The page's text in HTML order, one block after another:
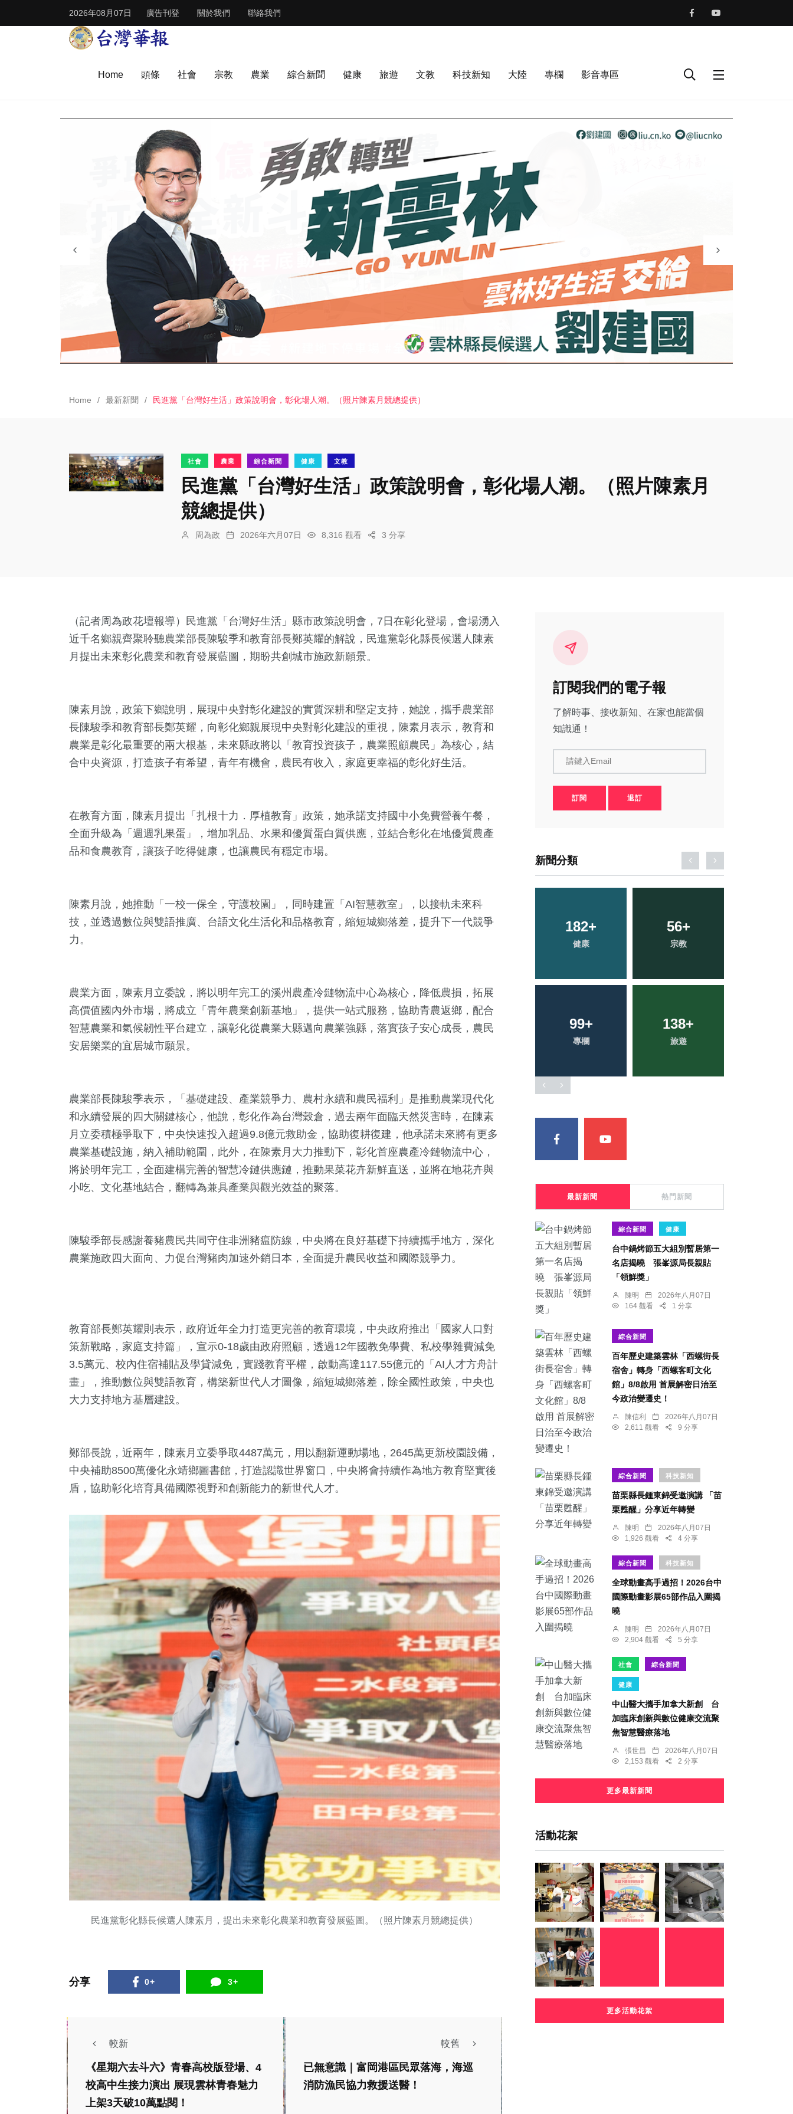
2026年08月07日 廣告刊登 關於我們 聯絡我們
Home 頭條 社會 宗教 農業 綜合新聞 健康 旅遊 文教 科技新知 大陸 專欄 影音專區
Home 最新新聞 民進黨「台灣好生活」政策說明會，彰化場人潮。（照片陳素月競總提供）
社會 農業 綜合新聞 健康 文教
民進黨「台灣好生活」政策說明會，彰化場人潮。（照片陳素月
競總提供）
周為政 2026年六月07日 8,316 觀看 3 分享
（記者周為政花壇報導）民進黨「台灣好生活」縣市政策說明會，7日在彰化登場，會場湧入
近千名鄉親齊聚聆聽農業部長陳駿季和教育部長鄭英耀的解說，民進黨彰化縣長候選人陳素
月提出未來彰化農業和教育發展藍圖，期盼共創城市施政新願景。
陳素月說，政策下鄉說明，展現中央對彰化建設的實質深耕和堅定支持，她說，攜手農業部
長陳駿季和教育部長鄭英耀，向彰化鄉親展現中央對彰化建設的重視，陳素月表示，教育和
農業是彰化最重要的兩大根基，未來縣政將以「教育投資孩子，農業照顧農民」為核心，結
合中央資源，打造孩子有希望，青年有機會，農民有收入，家庭更幸福的彰化好生活。
在教育方面，陳素月提出「扎根十力．厚植教育」政策，她承諾支持國中小免費營養午餐，
全面升級為「週週乳果蛋」，增加乳品、水果和優質蛋白質供應，並結合彰化在地優質農產
品和食農教育，讓孩子吃得健康，也讓農民有穩定市場。
陳素月說，她推動「一校一保全，守護校園」，同時建置「AI智慧教室」，以接軌未來科
技，並透過數位與雙語推廣、台語文化生活化和品格教育，縮短城鄉落差，提升下一代競爭
力。
農業方面，陳素月立委說，將以明年完工的溪州農產冷鏈物流中心為核心，降低農損，拓展
高價值國內外市場，將成立「青年農業創新基地」，提供一站式服務，協助青農返鄉，配合
智慧農業和氣候韌性平台建立，讓彰化從農業大縣邁向農業強縣，落實孩子安心成長，農民
安居樂業的宜居城市願景。
農業部長陳駿季表示，「基礎建設、產業競爭力、農村永續和農民福利」是推動農業現代化
和永續發展的四大關鍵核心，他說，彰化作為台灣穀倉，過去兩年面臨天然災害時，在陳素
月立委積極爭取下，中央快速投入超過9.8億元救助金，協助復耕復建，他承諾未來將有更多
農業基礎設施，納入補助範圍，此外，在陳素月大力推動下，彰化首座農產冷鏈物流中心，
將於明年完工，全面建構完善的智慧冷鏈供應鏈，推動果菜花卉新鮮直送，並將在地花卉與
小吃、文化基地結合，翻轉為兼具產業與觀光效益的聚落。
陳駿季部長感謝養豬農民共同守住非洲豬瘟防線，中央將在良好基礎下持續攜手地方，深化
農業施政四大面向、力促台灣豬肉加速外銷日本，全面提升農民收益和國際競爭力。
教育部長鄭英耀則表示，政府近年全力打造更完善的教育環境，中央政府推出「國家人口對
策新戰略，家庭支持篇」，宣示0-18歲由政府照顧，透過12年國教免學費、私校學雜費減免
3.5萬元、校內住宿補貼及學貸減免，實踐教育平權，啟動高達117.55億元的「AI人才方舟計
畫」，推動數位與雙語教育，構築新世代人才圖像，縮短城鄉落差，除全國性政策，中央也
大力支持地方基層建設。
鄭部長說，近兩年，陳素月立委爭取4487萬元，用以翻新運動場地，2645萬更新校園設備，
中央補助8500萬優化永靖鄉圖書館，打造認識世界窗口，中央將會持續作為地方教育堅實後
盾，協助彰化培育具備國際視野和創新能力的新世代人才。
民進黨彰化縣長候選人陳素月，提出未來彰化農業和教育發展藍圖。（照片陳素月競總提供）
分享 0+ 3+
較新
《星期六去斗六》青春高校版登場、4
校高中生接力演出 展現雲林青春魅力
上架3天破10萬點閱！
較舊
已無意識｜富岡港區民眾落海，海巡
消防漁民協力救援送醫！
陳佳瑋開道助氣喘女
送醫 吳敬田在會報
上公開表揚
農業 綜合新聞
2026中臺灣農業行
銷展售會 8/22-
南投縣召開114學年
度第二學期中小學校
訂閱我們的電子報
了解時事、接收新知、在家也能當個
知識通！
請鍵入Email
訂閱 退訂
新聞分類
56+
138+
旅遊
341+ 30+
606 +
200+ 2+
63+ 43+
182+
健康
56+
宗教
99+
專欄
138+
旅遊
最新新聞 熱門新聞
綜合新聞 健康
台中鍋烤節五大組別暫居第一
名店揭曉 張峯源局長親貼
「領鮮獎」
陳明
2026年八月07日
164 觀看
1 分享
綜合新聞
百年歷史建築雲林「西螺街長
宿舍」轉身「西螺客町文化
館」8/8啟用 首展解密日治至
今政治變遷史！
陳信利
2026年八月07日
2,611 觀看
9 分享
綜合新聞 科技新知
苗栗縣長鍾東錦受邀演講 「苗
栗甦醒」分享近年轉變
陳明
2026年八月07日
1,926 觀看
4 分享
綜合新聞 科技新知
全球動畫高手過招！2026台中
國際動畫影展65部作品入圍揭
曉
陳明
2026年八月07日
2,904 觀看
5 分享
社會 綜合新聞
健康
中山醫大攜手加拿大新創 台
加臨床創新與數位健康交流聚
焦智慧醫療落地
張世昌
2026年八月07日
2,153 觀看
2 分享
更多最新新聞
活動花絮
更多活動花絮